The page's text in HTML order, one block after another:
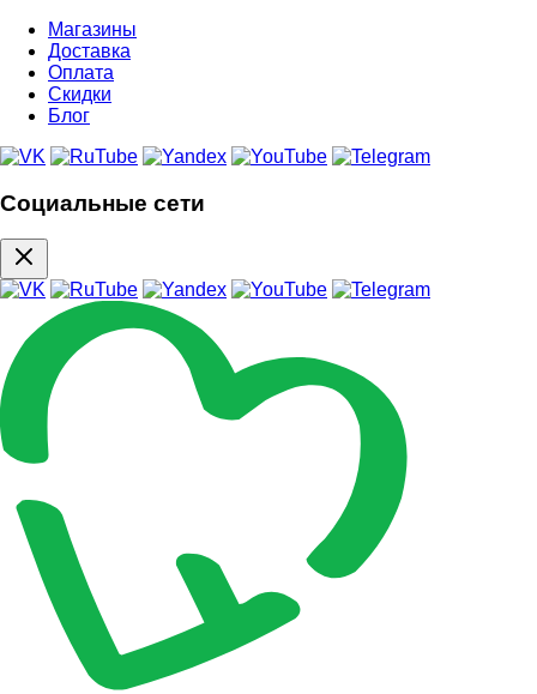
Магазины
Доставка
Оплата
Скидки
Блог
Социальные сети